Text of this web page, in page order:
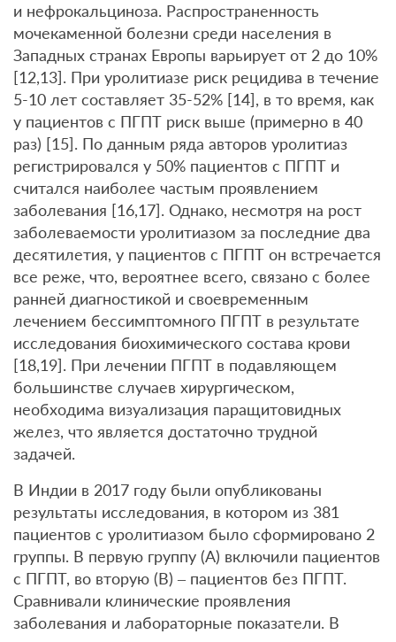
и нефрокальциноза. Распространенность
мочекаменной болезни среди населения в
Западных странах Европы варьирует от 2 до 10%
[12,13]. При уролитиазе риск рецидива в течение
5-10 лет составляет 35-52% [14], в то время, как
у пациентов с ПГПТ риск выше (примерно в 40
раз) [15]. По данным ряда авторов уролитиаз
регистрировался у 50% пациентов с ПГПТ и
считался наиболее частым проявлением
заболевания [16,17]. Однако, несмотря на рост
заболеваемости уролитиазом за последние два
десятилетия, у пациентов с ПГПТ он встречается
все реже, что, вероятнее всего, связано с более
ранней диагностикой и своевременным
лечением бессимптомного ПГПТ в результате
исследования биохимического состава крови
[18,19]. При лечении ПГПТ в подавляющем
большинстве случаев хирургическом,
необходима визуализация паращитовидных
желез, что является достаточно трудной
задачей.
В Индии в 2017 году были опубликованы
результаты исследования, в котором из 381
пациентов с уролитиазом было сформировано 2
группы. В первую группу (А) включили пациентов
с ПГПТ, во вторую (В) – пациентов без ПГПТ.
Сравнивали клинические проявления
заболевания и лабораторные показатели. В